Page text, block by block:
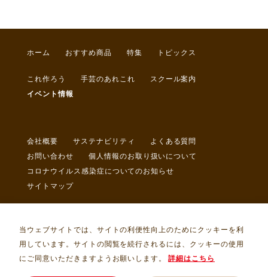
当ウェブサイトでは、サイトの利便性向上のためにクッキーを利
用しています。サイトの閲覧を続行されるには、クッキーの使用
にご同意いただきますようお願いします。
詳細はこちら
ホーム おすすめ商品 特集 トピックス
これ作ろう 手芸のあれこれ
スクール案内
イベント情報
会社概要 サステナビリティ
よくある質問
お問い合わせ
個人情報のお取り扱いについて
コロナウイルス感染症についてのお知らせ
サイトマップ